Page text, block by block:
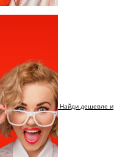
Найди дешевле и